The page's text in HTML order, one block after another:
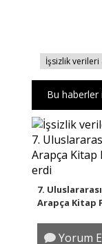
İşsizlik verileri
Bu haberler
7.
Arapça Kitap
Yorum